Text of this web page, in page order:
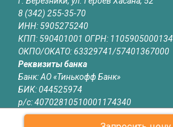
8 (342) 255-35-70
ИНН: 5905275240
КПП: 590401001 ОГРН: 1105905000134
ОКПО/ОКАТО: 63329741/57401367000
Реквизиты банка
Банк: АО «Тинькофф Банк»
БИК: 044525974
р/с: 40702810510001174340
к/с: 30101810145250000974